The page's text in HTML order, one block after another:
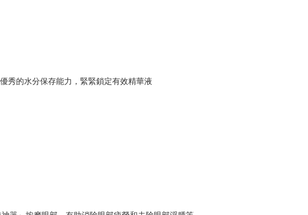
秀的水分保存能力，緊緊鎖定有效精華液